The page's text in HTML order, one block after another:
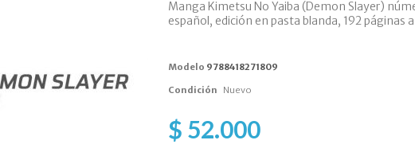
Manga Kimetsu No Yaiba (Demon Slayer)
español, edición en pasta blanda, 192 páginas
Modelo 9788418271809
Condición Nuevo
$ 52.000